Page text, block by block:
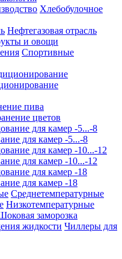
Хлебобулочное
Нефтегазовая отрасль
и овощи
Спортивные
пива
цветов
для камер -5...-8
для камер -10...-12
для камер -18
Среднетемпературные
Низкотемпературные
заморозка
Чиллеры для